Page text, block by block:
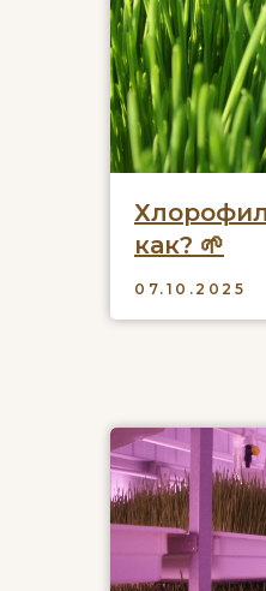
как? 🌱
07.10.2025